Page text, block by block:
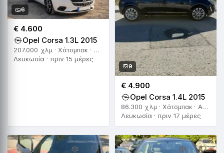
6
€ 4.600
Opel Corsa 1.3L 2015
207.000 χλμ · Χάτσμπακ · Χειροκίνητο
Λευκωσία · πριν 15 μέρες
9
€ 4.900
Opel Corsa 1.4L 2015
86.300 χλμ · Χάτσμπακ · Αυτόματο
Λευκωσία · πριν 17 μέρες